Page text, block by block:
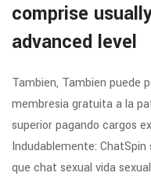
comprise
advanced level
Tambien, Tambien puede
membresia gratuita a la
superior pagando cargos
Indudablemente:
que chat sexual vida